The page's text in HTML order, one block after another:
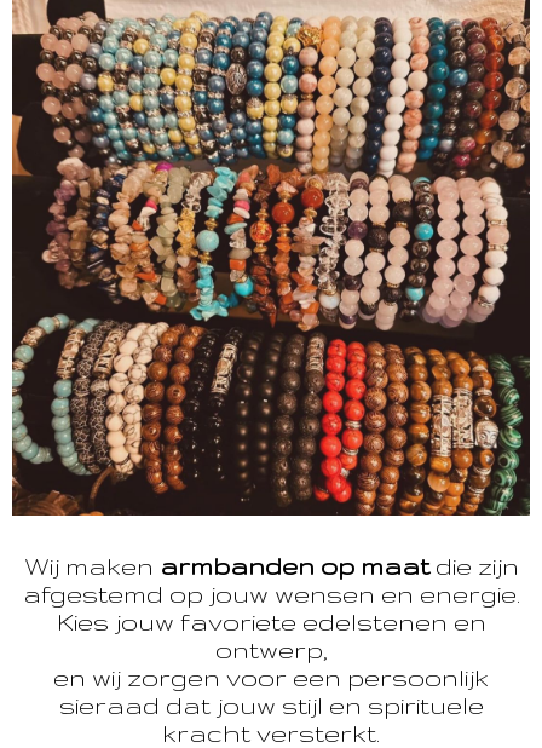
Wij maken armbanden op maatdie zijn
afgestemd op jouw wensen en energie.
Kies jouw favoriete edelstenen en
ontwerp,
en wij zorgen voor een persoonlijk
sieraad dat jouw stijl en spirituele
kracht versterkt.